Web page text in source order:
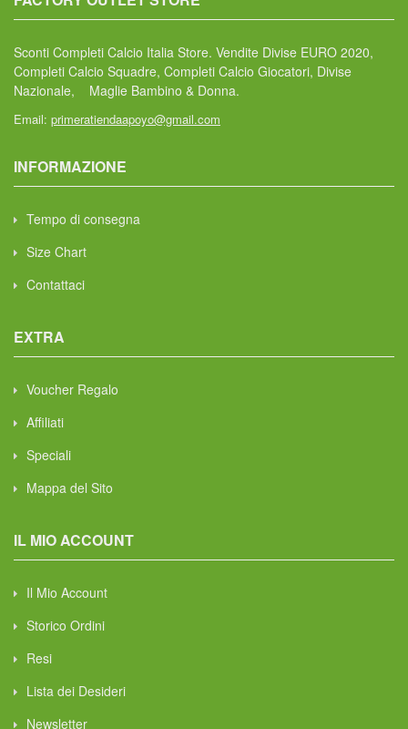
Sconti Completi Calcio Italia Store. Vendite Divise EURO 2020,
Completi Calcio Squadre, Completi Calcio Giocatori, Divise
Nazionale, Maglie Bambino & Donna.
Email: primeratiendaapoyo@gmail.com
INFORMAZIONE
Tempo di consegna
Size Chart
Contattaci
EXTRA
Voucher Regalo
Affiliati
Speciali
Mappa del Sito
IL MIO ACCOUNT
Il Mio Account
Storico Ordini
Resi
Lista dei Desideri
Newsletter